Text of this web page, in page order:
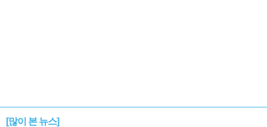
[많이 본 뉴스]